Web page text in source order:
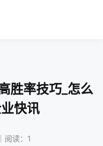
胜率技巧_怎么
快讯
阅读：1